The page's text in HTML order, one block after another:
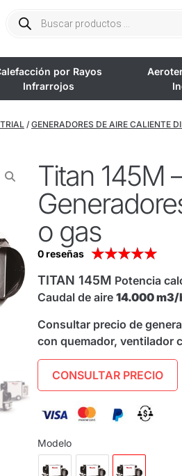
por Rayos
Infrarrojos
/ GENERADORES DE AIRE CALIENTE
Titan 145M
o gas
0 reseñas ★★★★★
TITAN 145M Potencia
Caudal de aire 14.000 m3/
Consultar precio de
con quemador, ventilador
CONSULTAR PRECIO
Modelo